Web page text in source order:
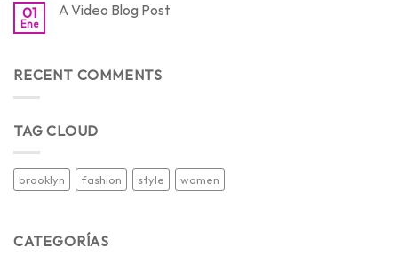
01
Ene
A Video Blog Post
RECENT COMMENTS
TAG CLOUD
brooklyn fashion style women
CATEGORÍAS